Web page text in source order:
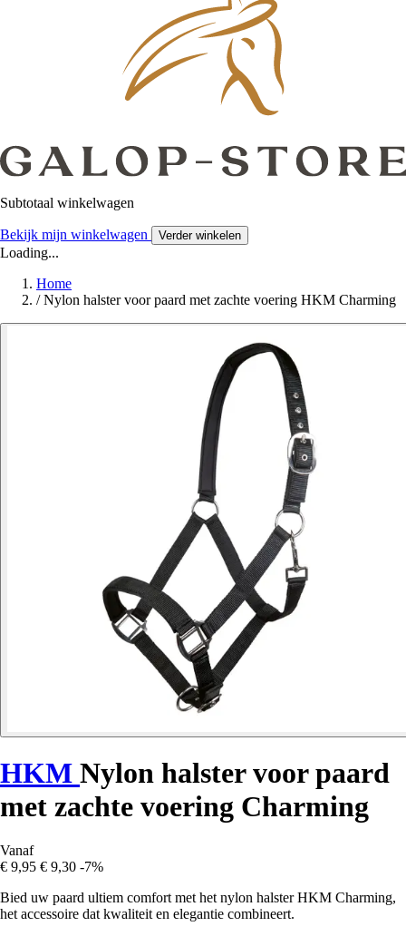
Subtotaal winkelwagen
Bekijk mijn winkelwagen Verder winkelen
Loading...
Home
/ Nylon halster voor paard met zachte voering HKM Charming
HKM Nylon halster voor paard
met zachte voering Charming
Vanaf
€ 9,95 € 9,30 -7%
Bied uw paard ultiem comfort met het nylon halster HKM Charming,
het accessoire dat kwaliteit en elegantie combineert.